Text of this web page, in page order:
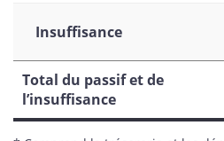
Insuffisance
Total du passif et de
l’insuffisance